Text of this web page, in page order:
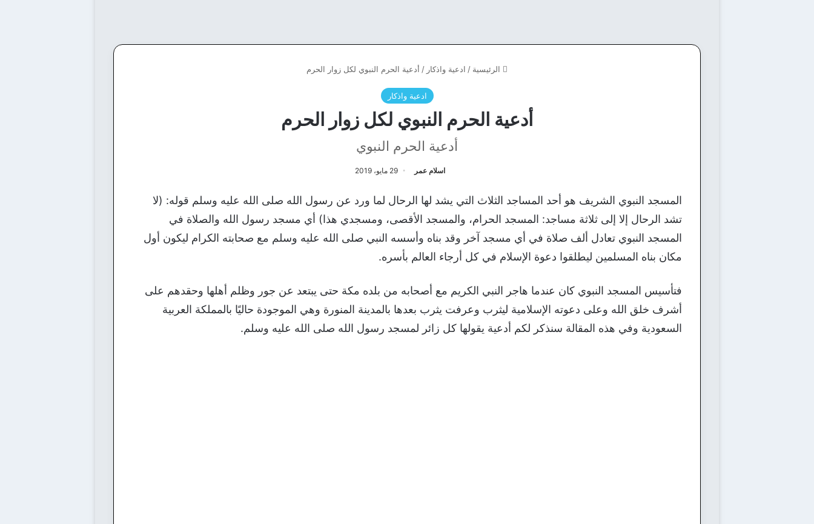
الرئيسية / ادعية واذكار / أدعية الحرم النبوي لكل زوار الحرم
ادعية واذكار
أدعية الحرم النبوي لكل زوار الحرم
أدعية الحرم النبوي
اسلام عمر 29 مايو، 2019
المسجد النبوي الشريف هو أحد المساجد الثلاث التي يشد لها الرحال لما ورد عن رسول الله صلى الله عليه وسلم قوله: (لا
تشد الرحال إلا إلى ثلاثة مساجد: المسجد الحرام، والمسجد الأقصى، ومسجدي هذا) أي مسجد رسول الله والصلاة في
المسجد النبوي تعادل ألف صلاة في أي مسجد آخر وقد بناه وأسسه النبي صلى الله عليه وسلم مع صحابته الكرام ليكون أول
مكان بناه المسلمين ليطلقوا دعوة الإسلام في كل أرجاء العالم بأسره.
فتأسيس المسجد النبوي كان عندما هاجر النبي الكريم مع أصحابه من بلده مكة حتى يبتعد عن جور وظلم أهلها وحقدهم على
أشرف خلق الله وعلى دعوته الإسلامية ليثرب وعرفت يثرب بعدها بالمدينة المنورة وهي الموجودة حاليًا بالمملكة العربية
السعودية وفي هذه المقالة سنذكر لكم أدعية يقولها كل زائر لمسجد رسول الله صلى الله عليه وسلم.